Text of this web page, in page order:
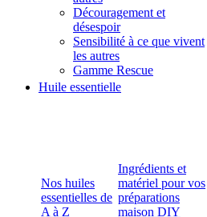
Découragement et
désespoir
Sensibilité à ce que vivent
les autres
Gamme Rescue
Huile essentielle
Nos huiles
essentielles de
A à Z
Ingrédients et
matériel pour vos
préparations
maison DIY